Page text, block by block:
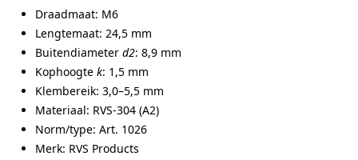
Draadmaat: M6
Lengtemaat: 24,5 mm
Buitendiameter d2: 8,9 mm
Kophoogte k: 1,5 mm
Klembereik: 3,0–5,5 mm
Materiaal: RVS-304 (A2)
Norm/type: Art. 1026
Merk: RVS Products